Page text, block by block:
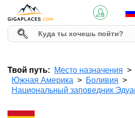
Твой путь: Место назначения
Южная Америка
Боливия
Национальный заповедник